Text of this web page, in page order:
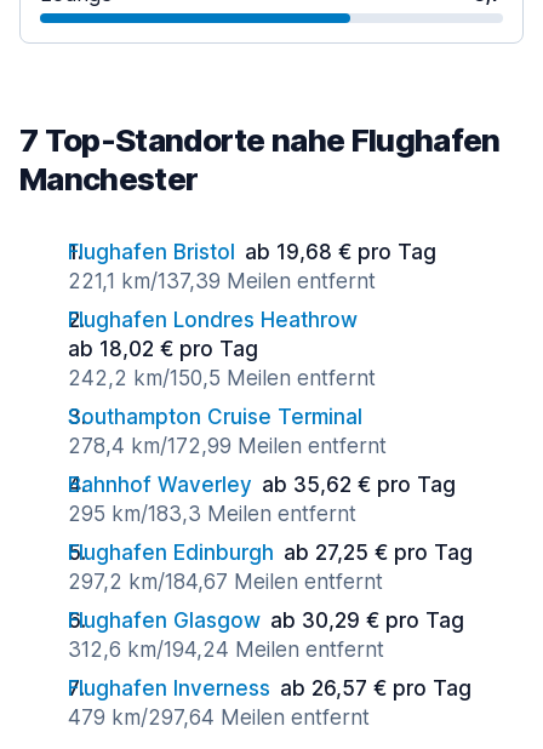
7 Top-Standorte nahe Flughafen
Manchester
Flughafen Bristol
ab 19,68 € pro Tag
221,1 km/137,39 Meilen entfernt
Flughafen Londres Heathrow
ab 18,02 € pro Tag
242,2 km/150,5 Meilen entfernt
Southampton Cruise Terminal
278,4 km/172,99 Meilen entfernt
Bahnhof Waverley ab 35,62 € pro Tag
295 km/183,3 Meilen entfernt
Flughafen Edinburgh ab 27,25 € pro Tag
297,2 km/184,67 Meilen entfernt
Flughafen Glasgow ab 30,29 € pro Tag
312,6 km/194,24 Meilen entfernt
Flughafen Inverness ab 26,57 € pro Tag
479 km/297,64 Meilen entfernt